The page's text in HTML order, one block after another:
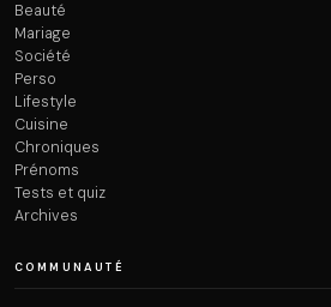
Beauté
Mariage
Société
Perso
Lifestyle
Cuisine
Chroniques
Prénoms
Tests et quiz
Archives
COMMUNAUTÉ